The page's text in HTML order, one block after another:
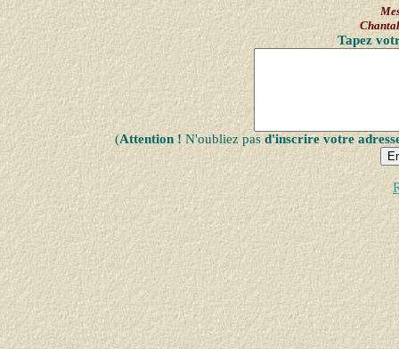
Tapez
(Attention !N'oubliez pas d'inscrire votre